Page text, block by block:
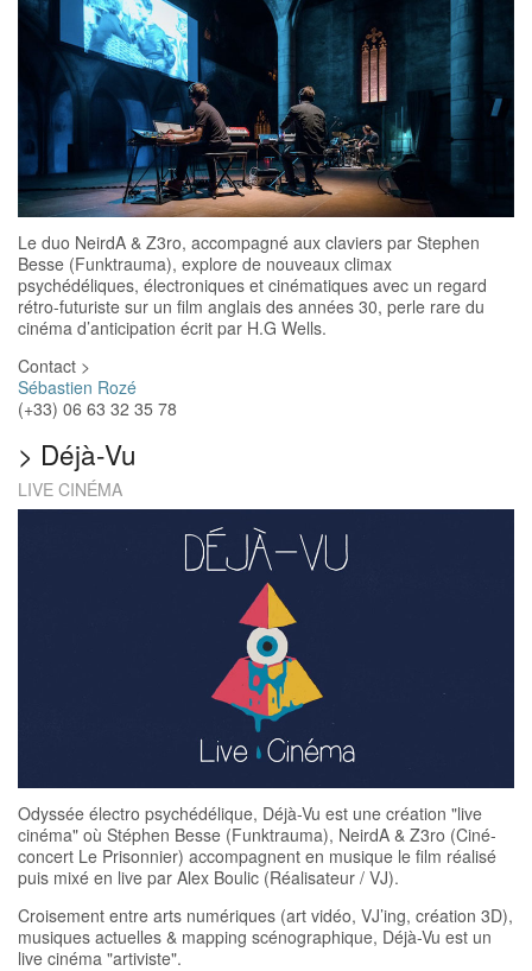
Le duo NeirdA & Z3ro, accompagné aux claviers par Stephen
Besse (Funktrauma), explore de nouveaux climax
psychédéliques, électroniques et cinématiques avec un regard
rétro-futuriste sur un film anglais des années 30, perle rare du
cinéma d’anticipation écrit par H.G Wells.
Contact >
Sébastien Rozé
(+33) 06 63 32 35 78
> Déjà-Vu
LIVE CINÉMA
Odyssée électro psychédélique, Déjà-Vu est une création "live
cinéma" où Stéphen Besse (Funktrauma), NeirdA & Z3ro (Ciné-
concert Le Prisonnier) accompagnent en musique le film réalisé
puis mixé en live par Alex Boulic (Réalisateur / VJ).
Croisement entre arts numériques (art vidéo, VJ’ing, création 3D),
musiques actuelles & mapping scénographique, Déjà-Vu est un
live cinéma "artiviste".